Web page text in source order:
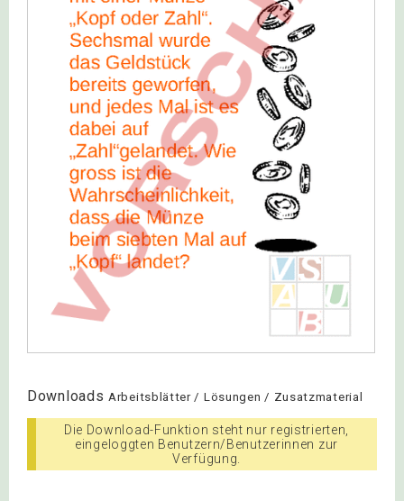
Downloads Arbeitsblätter / Lösungen / Zusatzmaterial
Die Download-Funktion steht nur registrierten,
eingeloggten Benutzern/Benutzerinnen zur
Verfügung.